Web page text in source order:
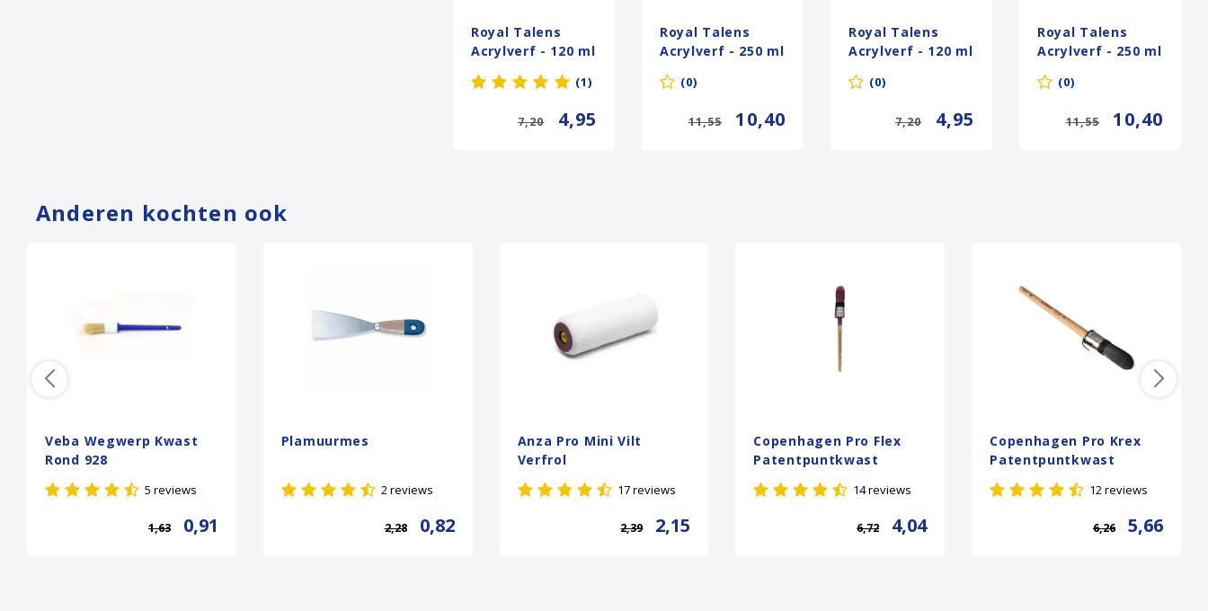
Royal Talens
Acrylverf - 120 ml
- Ultramarijn
Licht 505
(1)
7,20 4,95
Royal Talens
Acrylverf - 250 ml
- Lichtroze 361
(0)
11,55 10,40
Royal Talens
Acrylverf - 120 ml
- Turkooisgroen
Licht 660
(0)
7,20 4,95
Royal Talens
Acrylverf - 250 ml
- Geelgroen 617
(0)
11,55 10,40
Anderen kochten ook
Veba Wegwerp Kwast
Rond 928
5 reviews
1,63 0,91
Plamuurmes
2 reviews
2,28 0,82
Anza Pro Mini Vilt
Verfrol
17 reviews
2,39 2,15
Copenhagen Pro Flex
Patentpuntkwast
14 reviews
6,72 4,04
Copenhagen Pro Krex
Patentpuntkwast
12 reviews
6,26 5,66